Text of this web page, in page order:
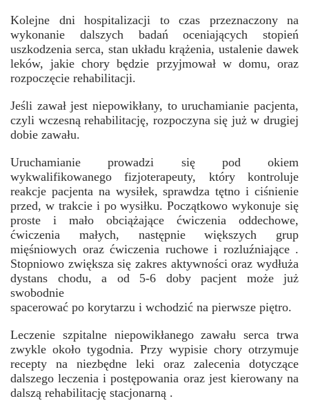
Kolejne dni hospitalizacji to czas przeznaczony na
wykonanie dalszych badań oceniających stopień
uszkodzenia serca, stan układu krążenia, ustalenie dawek
leków, jakie chory będzie przyjmował w domu, oraz
rozpoczęcie rehabilitacji.
Jeśli zawał jest niepowikłany, to uruchamianie pacjenta,
czyli wczesną rehabilitację, rozpoczyna się już w drugiej
dobie zawału.
Uruchamianie prowadzi się pod okiem
wykwalifikowanego fizjoterapeuty, który kontroluje
reakcje pacjenta na wysiłek, sprawdza tętno i ciśnienie
przed, w trakcie i po wysiłku. Początkowo wykonuje się
proste i mało obciążające ćwiczenia oddechowe,
ćwiczenia małych, następnie większych grup
mięśniowych oraz ćwiczenia ruchowe i rozluźniające .
Stopniowo zwiększa się zakres aktywności oraz wydłuża
dystans chodu, a od 5-6 doby pacjent może już
swobodnie
spacerować po korytarzu i wchodzić na pierwsze piętro.
Leczenie szpitalne niepowikłanego zawału serca trwa
zwykle około tygodnia. Przy wypisie chory otrzymuje
recepty na niezbędne leki oraz zalecenia dotyczące
dalszego leczenia i postępowania oraz jest kierowany na
dalszą rehabilitację stacjonarną .